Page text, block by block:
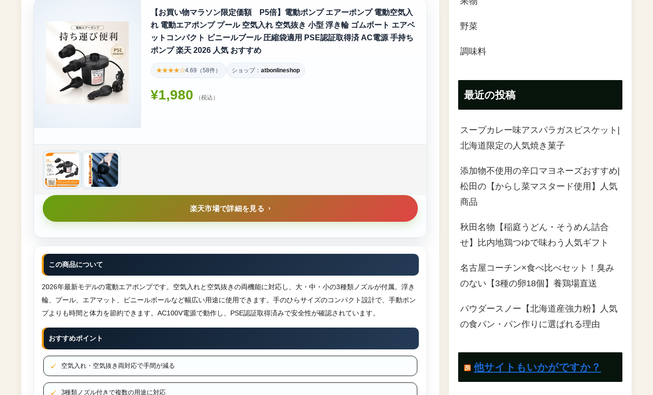
【お買い物マラソン限定価額 P5倍】電動ポンプ エアーポンプ 電動空気入
れ 電動エアポンプ プール 空気入れ 空気抜き 小型 浮き輪 ゴムボート エアベ
ットコンパクト ビニールブール 圧縮袋適用 PSE認証取得済 AC電源 手持ち
ポンプ 楽天 2026 人気 おすすめ
★★★★☆4.69（58件） ショップ： atbonlineshop
¥1,980 （税込）
楽天市場で詳細を見る
この商品について
2026年最新モデルの電動エアポンプです。空気入れと空気抜きの両機能に対応し、大・中・小の3種類ノズルが付属。浮き
輪、プール、エアマット、ビニールボールなど幅広い用途に使用できます。手のひらサイズのコンパクト設計で、手動ポン
プよりも時間と体力を節約できます。AC100V電源で動作し、PSE認証取得済みで安全性が確認されています。
おすすめポイント
空気入れ・空気抜き両対応で手間が減る
3種類ノズル付きで複数の用途に対応
野菜
調味料
最近の投稿
スープカレー味アスパラガスビスケット|
北海道限定の人気焼き菓子
添加物不使用の辛口マヨネーズおすすめ|
松田の【からし菜マスタード使用】人気
商品
秋田名物【稲庭うどん・そうめん詰合
せ】比内地鶏つゆで味わう人気ギフト
名古屋コーチン×食べ比べセット！臭み
のない【3種の卵18個】養鶏場直送
パウダースノー【北海道産強力粉】人気
の食パン・パン作りに選ばれる理由
他サイトもいかがですか？